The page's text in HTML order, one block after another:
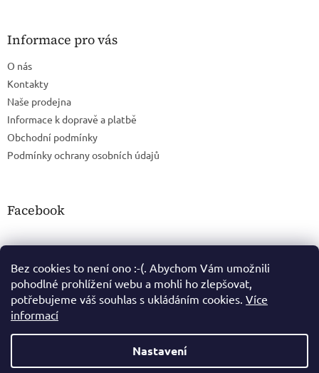
Bez cookies to není ono :-(. Abychom Vám umožnili
pohodlné prohlížení webu a mohli ho zlepšovat,
potřebujeme váš souhlas s ukládáním cookies. Více
informací
Nastavení
Informace pro vás
O nás
Kontakty
Naše prodejna
Informace k dopravě a platbě
Obchodní podmínky
Podmínky ochrany osobních údajů
Facebook
Vytvořil Shoptet